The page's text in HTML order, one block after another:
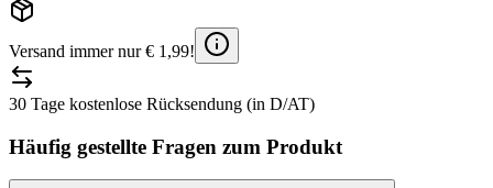
Versand immer nur € 1,99!
30 Tage kostenlose Rücksendung (in D/AT)
Häufig gestellte Fragen zum Produkt